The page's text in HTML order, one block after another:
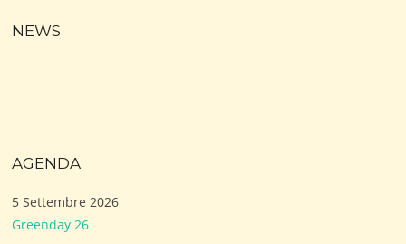
NEWS
AGENDA
5 Settembre 2026
Greenday 26